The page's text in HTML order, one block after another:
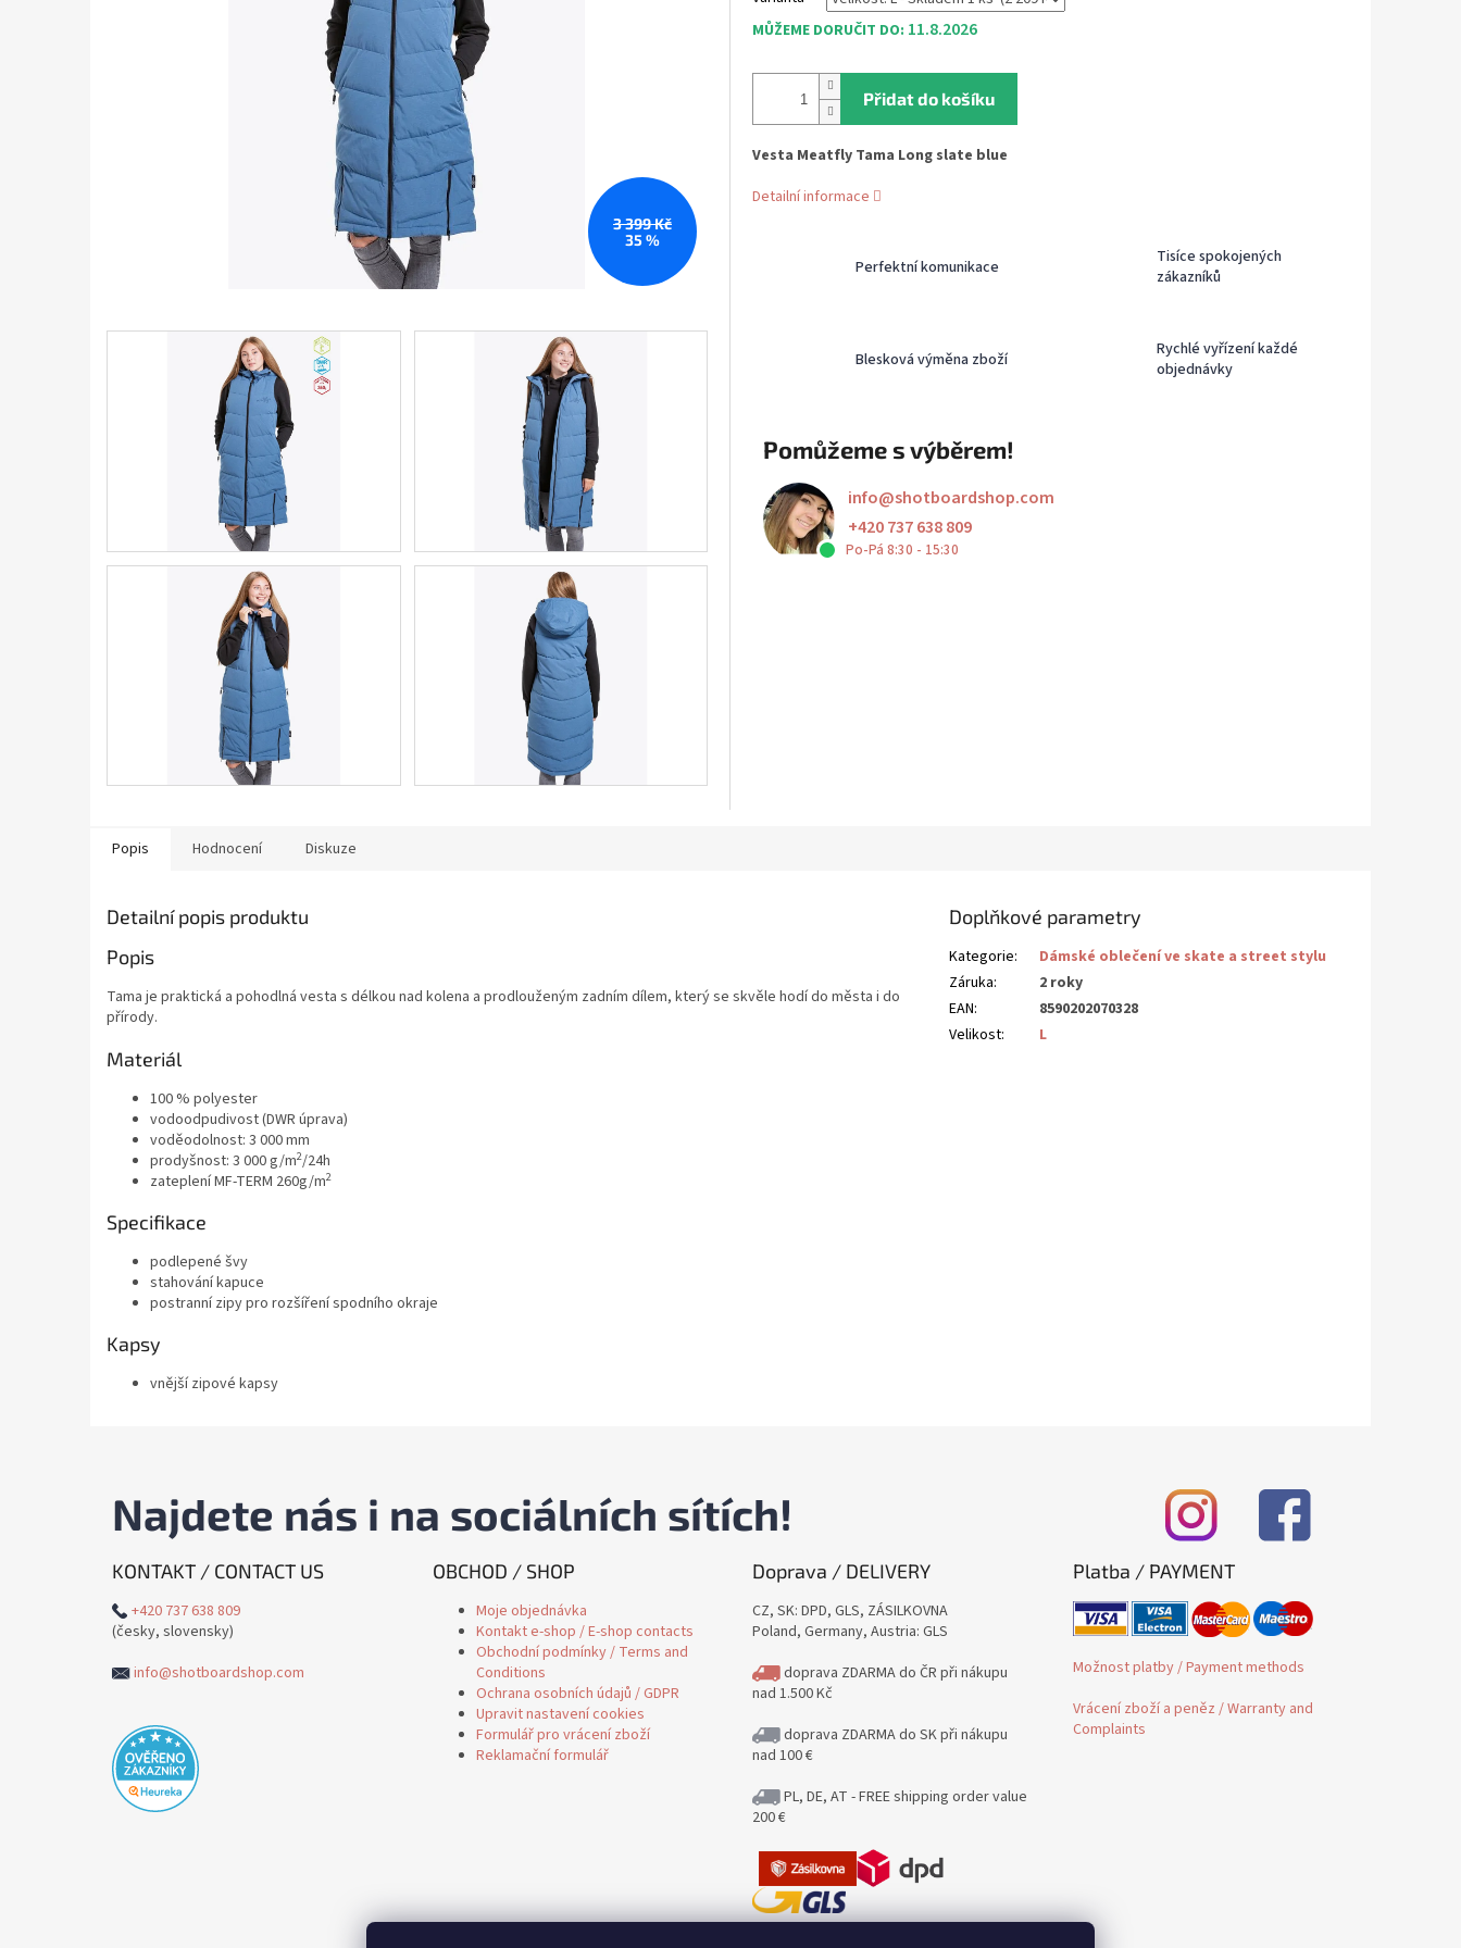
3 399 Kč
35 %
MŮŽEME DORUČIT DO: 11.8.2026
Přidat do košíku
Vesta Meatfly Tama Long slate blue
Detailní informace
Perfektní komunikace
Tisíce spokojených
zákazníků
Blesková výměna zboží
Rychlé vyřízení každé
objednávky
Pomůžeme s výběrem!
info@shotboardshop.com
+420 737 638 809
Po-Pá 8:30 - 15:30
Popis Hodnocení Diskuze
Detailní popis produktu
Popis
Tama je praktická a pohodlná vesta s délkou nad kolena a prodlouženým zadním dílem, který se skvěle hodí do města i do
přírody.
Materiál
100 % polyester
vodoodpudivost (DWR úprava)
voděodolnost: 3 000 mm
prodyšnost: 3 000 g/m2/24h
zateplení MF-TERM 260g/m2
Specifikace
podlepené švy
stahování kapuce
postranní zipy pro rozšíření spodního okraje
Kapsy
vnější zipové kapsy
Doplňkové parametry
Kategorie:
Dámské oblečení ve skate a street stylu
Záruka:
2 roky
EAN:
8590202070328
Velikost: L
Najdete nás i na sociálních sítích!
KONTAKT / CONTACT US
+420 737 638 809
(česky, slovensky)
info@shotboardshop.com
OBCHOD / SHOP
Moje objednávka
Kontakt e-shop / E-shop contacts
Obchodní podmínky / Terms and
Conditions
Ochrana osobních údajů / GDPR
Upravit nastavení cookies
Formulář pro vrácení zboží
Reklamační formulář
Doprava / DELIVERY
CZ, SK: DPD, GLS, ZÁSILKOVNA
Poland, Germany, Austria: GLS
doprava ZDARMA do ČR při nákupu
nad 1.500 Kč
doprava ZDARMA do SK při nákupu
nad 100 €
PL, DE, AT - FREE shipping order value
200 €
Platba / PAYMENT
Možnost platby / Payment methods
Vrácení zboží a peněz / Warranty and
Complaints